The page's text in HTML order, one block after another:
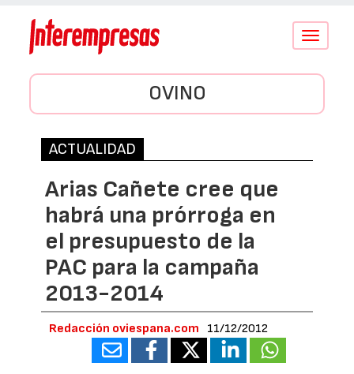
Conmutar
OVINO
ACTUALIDAD
Arias Cañete cree que
habrá una prórroga en
el presupuesto de la
PAC para la campaña
2013-2014
Redacción oviespana.com 11/12/2012